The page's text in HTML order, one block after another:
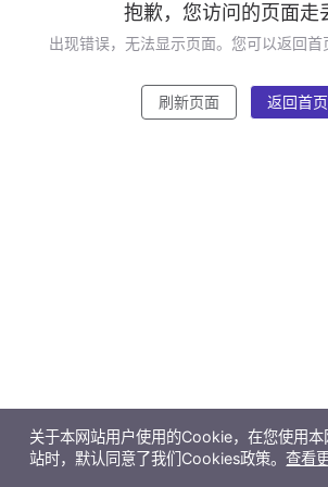
抱歉，您访问的页面走
出现错误，无法显示页面。您可以返回
刷新页面 返回首页
关于本网站用户使用的Cookie，在您使用本
站时，默认同意了我们Cookies政策。查看